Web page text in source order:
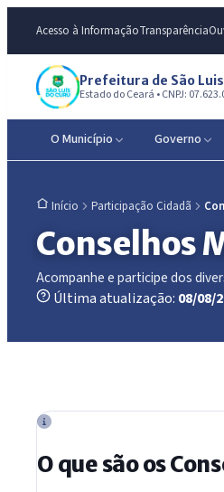
Acesso à InformaçãoTransparência
Prefeitura de São
Estado do Ceará • CNPJ:
O Município Governo
Início Participação Cidadã
Conselhos
Acompanhe e participe dos
Última atualização: 08/08/
O que são os